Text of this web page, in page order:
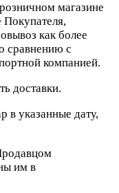
магазине
Покупателя,
как более
сравнению с
компанией.
доставки.
в указанные дату,
им в